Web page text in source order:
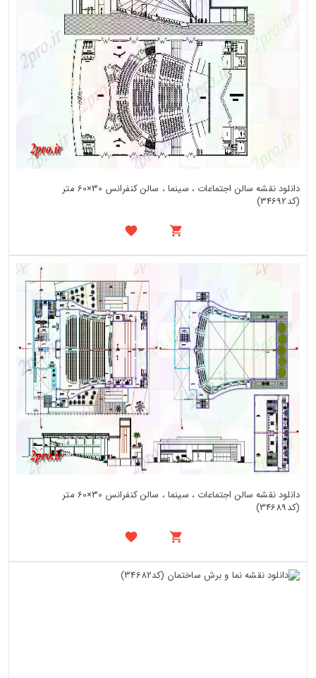
دانلود نقشه سالن اجتماعات ، سینما ، سالن کنفرانس 30×60 متر
(کد34692)
دانلود نقشه سالن اجتماعات ، سینما ، سالن کنفرانس 30×60 متر
(کد34689)